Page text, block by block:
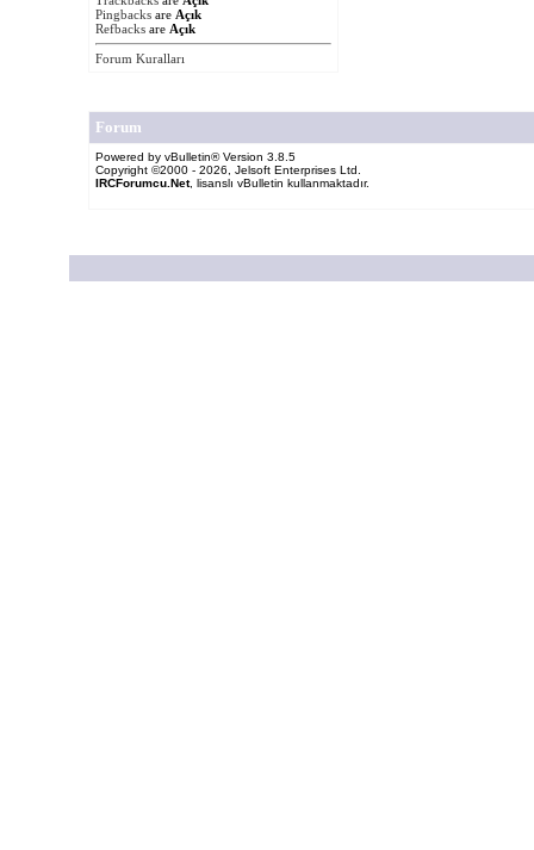
Pingbacks are Açık
Refbacks are Açık
Forum Kuralları
Forum
Powered by vBulletin® Version 3.8.5
Copyright ©2000 - 2026, Jelsoft Enterprises Ltd.
IRCForumcu.Net, lisanslı vBulletin kullanmaktadır.